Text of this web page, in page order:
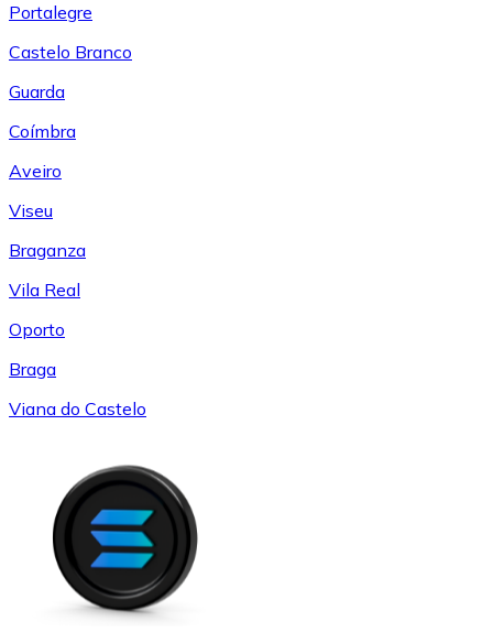
Portalegre
Castelo Branco
Guarda
Coímbra
Aveiro
Viseu
Braganza
Vila Real
Oporto
Braga
Viana do Castelo